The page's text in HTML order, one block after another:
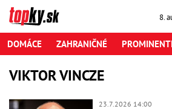
8.
DOMÁCE ZAHRANIČNÉ
VIKTOR VINCZE
23.7.2026 14:00